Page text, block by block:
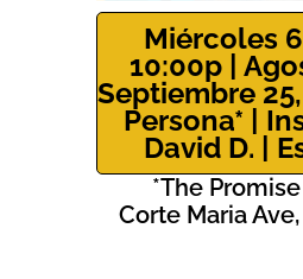
Miércoles
10:00p |
Septiembre
Persona* |
David D. |
*The
Corte Maria